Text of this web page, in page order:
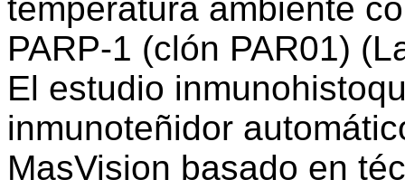
temperatura ambiente
PARP-1 (clón PAR01)
El estudio
inmunoteñidor
MasVision basado en